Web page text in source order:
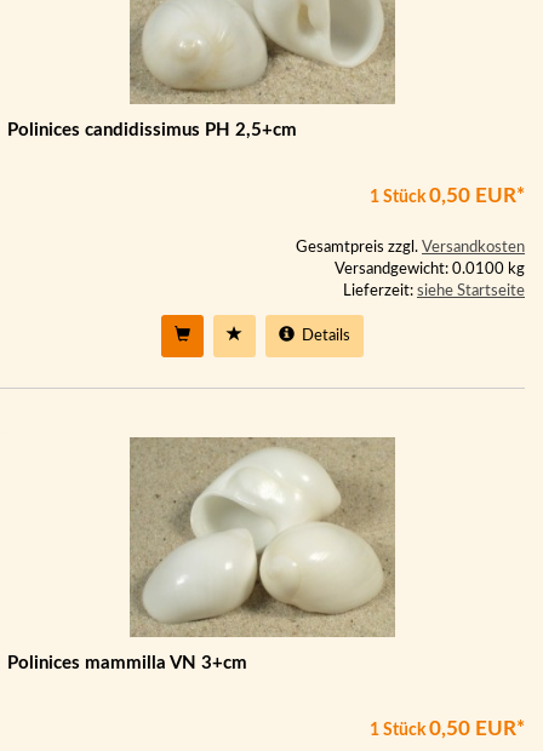
Polinices candidissimus PH 2,5+cm
1 Stück0,50 EUR*
Gesamtpreis zzgl. Versandkosten
Versandgewicht: 0.0100 kg
Lieferzeit: siehe Startseite
Details
Polinices mammilla VN 3+cm
1 Stück0,50 EUR*